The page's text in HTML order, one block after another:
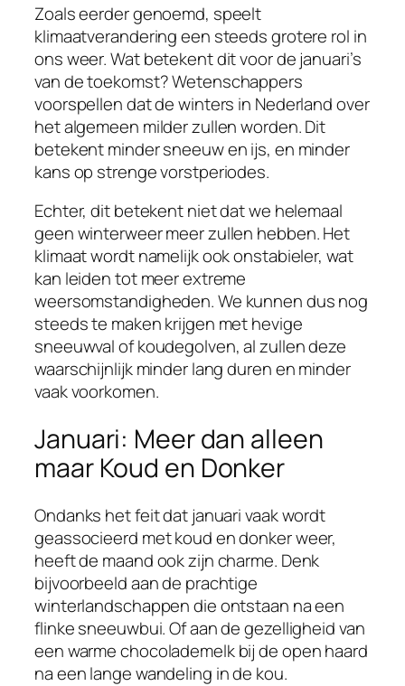
Zoals eerder genoemd, speelt
klimaatverandering een steeds grotere rol in
ons weer. Wat betekent dit voor de januari’s
van de toekomst? Wetenschappers
voorspellen dat de winters in Nederland over
het algemeen milder zullen worden. Dit
betekent minder sneeuw en ijs, en minder
kans op strenge vorstperiodes.
Echter, dit betekent niet dat we helemaal
geen winterweer meer zullen hebben. Het
klimaat wordt namelijk ook onstabieler, wat
kan leiden tot meer extreme
weersomstandigheden. We kunnen dus nog
steeds te maken krijgen met hevige
sneeuwval of koudegolven, al zullen deze
waarschijnlijk minder lang duren en minder
vaak voorkomen.
Januari: Meer dan alleen
maar Koud en Donker
Ondanks het feit dat januari vaak wordt
geassocieerd met koud en donker weer,
heeft de maand ook zijn charme. Denk
bijvoorbeeld aan de prachtige
winterlandschappen die ontstaan na een
flinke sneeuwbui. Of aan de gezelligheid van
een warme chocolademelk bij de open haard
na een lange wandeling in de kou.